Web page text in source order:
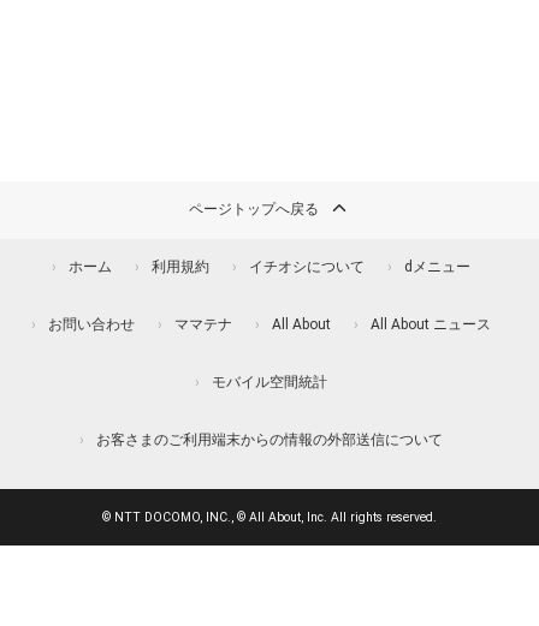
ページトップへ戻る
ホーム 利用規約 イチオシについて dメニュー
お問い合わせ ママテナ All About All About ニュース
モバイル空間統計
お客さまのご利用端末からの情報の外部送信について
© NTT DOCOMO, INC., © All About, Inc. All rights reserved.